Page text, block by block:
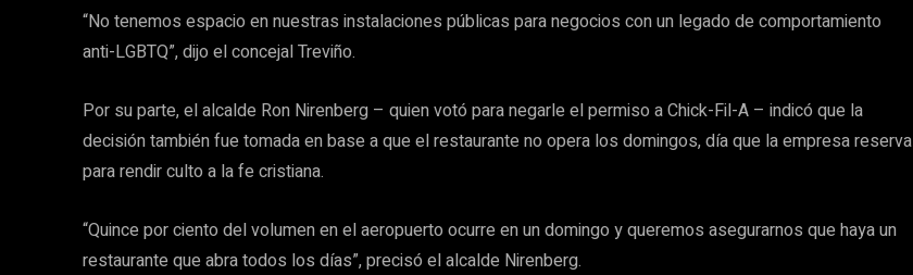
“No tenemos espacio en nuestras instalaciones públicas para negocios con un legado de comportamiento
anti-LGBTQ”, dijo el concejal Treviño.
Por su parte, el alcalde Ron Nirenberg – quien votó para negarle el permiso a Chick-Fil-A – indicó que la
decisión también fue tomada en base a que el restaurante no opera los domingos, día que la empresa reserva
para rendir culto a la fe cristiana.
“Quince por ciento del volumen en el aeropuerto ocurre en un domingo y queremos asegurarnos que haya un
restaurante que abra todos los días”, precisó el alcalde Nirenberg.